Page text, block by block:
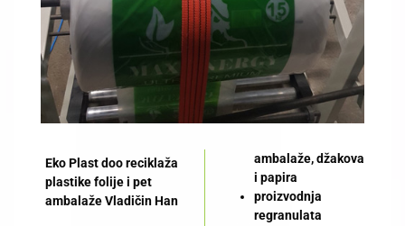
Eko Plast doo reciklaža
plastike folije i pet
ambalaže Vladičin Han
ambalaže, džakova
i papira
proizvodnja
regranulata